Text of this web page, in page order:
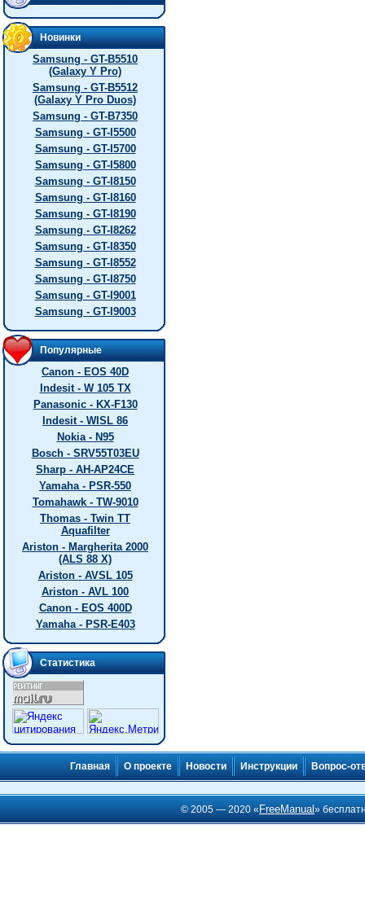
Новинки
Samsung - GT-B5510
(Galaxy Y Pro)
Samsung - GT-B5512
(Galaxy Y Pro Duos)
Samsung - GT-B7350
Samsung - GT-I5500
Samsung - GT-I5700
Samsung - GT-I5800
Samsung - GT-I8150
Samsung - GT-I8160
Samsung - GT-I8190
Samsung - GT-I8262
Samsung - GT-I8350
Samsung - GT-I8552
Samsung - GT-I8750
Samsung - GT-I9001
Samsung - GT-I9003
Популярные
Canon - EOS 40D
Indesit - W 105 TX
Panasonic - KX-F130
Indesit - WISL 86
Nokia - N95
Bosch - SRV55T03EU
Sharp - AH-AP24CE
Yamaha - PSR-550
Tomahawk - TW-9010
Thomas - Twin TT
Aquafilter
Ariston - Margherita 2000
(ALS 88 X)
Ariston - AVSL 105
Ariston - AVL 100
Canon - EOS 400D
Yamaha - PSR-E403
Статистика
Главная О проекте Новости Инструкции Вопрос-
© 2005 — 2020 « FreeManual»